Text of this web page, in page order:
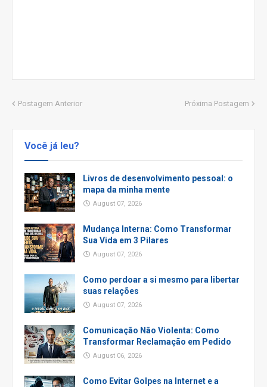
Postagem Anterior Próxima Postagem
Você já leu?
Livros de desenvolvimento pessoal: o
mapa da minha mente
August 07, 2026
Mudança Interna: Como Transformar
Sua Vida em 3 Pilares
August 07, 2026
Como perdoar a si mesmo para libertar
suas relações
August 07, 2026
Comunicação Não Violenta: Como
Transformar Reclamação em Pedido
August 06, 2026
Como Evitar Golpes na Internet e a